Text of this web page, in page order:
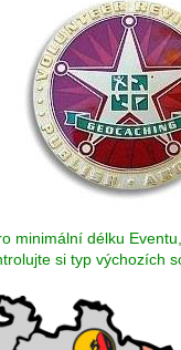
minimální délku
si typ výchozích